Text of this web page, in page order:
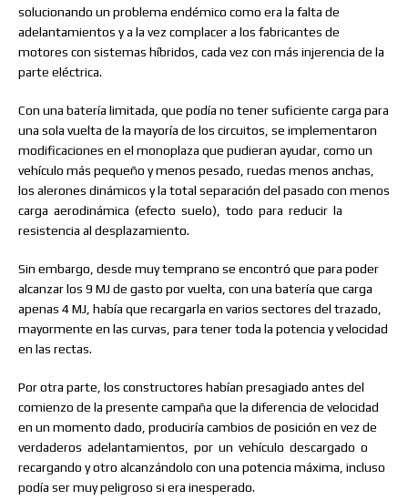
solucionando un problema endémico como era la falta de
adelantamientos y a la vez complacer a los fabricantes de
motores con sistemas híbridos, cada vez con más injerencia de la
parte eléctrica.
Con una batería limitada, que podía no tener suficiente carga para
una sola vuelta de la mayoría de los circuitos, se implementaron
modificaciones en el monoplaza que pudieran ayudar, como un
vehículo más pequeño y menos pesado, ruedas menos anchas,
los alerones dinámicos y la total separación del pasado con menos
carga aerodinámica (efecto suelo), todo para reducir la
resistencia al desplazamiento.
Sin embargo, desde muy temprano se encontró que para poder
alcanzar los 9 MJ de gasto por vuelta, con una batería que carga
apenas 4 MJ, había que recargarla en varios sectores del trazado,
mayormente en las curvas, para tener toda la potencia y velocidad
en las rectas.
Por otra parte, los constructores habían presagiado antes del
comienzo de la presente campaña que la diferencia de velocidad
en un momento dado, produciría cambios de posición en vez de
verdaderos adelantamientos, por un vehículo descargado o
recargando y otro alcanzándolo con una potencia máxima, incluso
podía ser muy peligroso si era inesperado.